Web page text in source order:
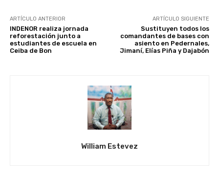
ARTÍCULO ANTERIOR
INDENOR realiza jornada
reforestación junto a
estudiantes de escuela en
Ceiba de Bon
ARTÍCULO SIGUIENTE
Sustituyen todos los
comandantes de bases con
asiento en Pedernales,
Jimaní, Elías Piña y Dajabón
William Estevez